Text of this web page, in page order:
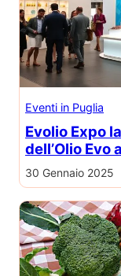
Eventi in Puglia
Evolio Expo
dell’Olio Evo
30 Gennaio 2025